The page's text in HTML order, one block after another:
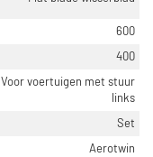
600
400
Voor voertuigen met stuur
links
Set
Aerotwin